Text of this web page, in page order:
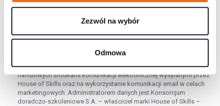
Zezwól na wybór
Odmowa
Wyrażam zgodę na kontakt telefoniczny i mailowy w celu obsługi
niniejszego zgłoszenia. Wyrażam zgodę na otrzymywanie informacji
handlowych środkami komunikacji elektronicznej wysyłanymi przez
House of Skills oraz na wykorzystanie komunikacji email w celach
marketingowych. Administratorem danych jest Konsorcjum
doradczo-szkoleniowe S.A. – właściciel marki House of Skills –